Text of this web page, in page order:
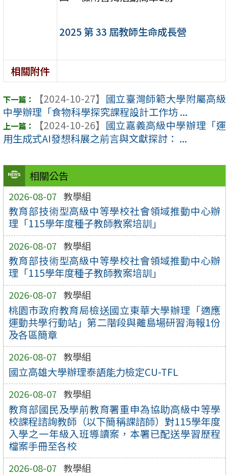
相關公告
2026-08-07 教學組
教育部技術型高級中等學校社會領域推動中心辦
理「115學年度種子教師教案培訓」
2026-08-07 教學組
教育部技術型高級中等學校社會領域推動中心辦
理「115學年度種子教師教案培訓」
2026-08-07 教學組
桃園市政府教育局檢送國立東華大學辦理「適應
運動共學行動站」第二階段與離島場研習海報1份
及各區簡章
2026-08-07 教學組
國立高雄大學辦理泰語能力檢定CU-TFL
2026-08-07 教學組
教育部國民及學前教育署重申為協助高級中等學
校課程諮詢教師（以下簡稱課諮師）對115學年度
入學之一年級入班導讀案，本署已配送學習歷程
檔案手冊至各校
2026-08-07 教學組
2025 第 33 屆教師生命成長營
相關附件
【2024-10-27】 國立臺灣師範大學附屬高級
中學辦理「食物科學探究課程設計工作坊 ...
【2024-10-26】 國立嘉義高級中學辦理「運
用生成式AI發想科展之前言與文獻探討： ...